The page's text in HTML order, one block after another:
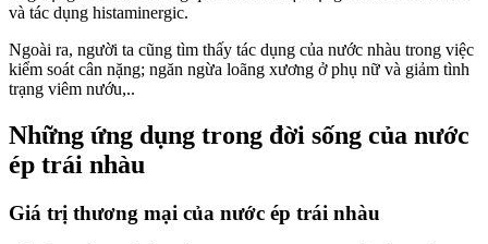
và tác dụng histaminergic.
Ngoài ra, người ta cũng tìm thấy tác dụng của nước nhàu trong việc
kiểm soát cân nặng; ngăn ngừa loãng xương ở phụ nữ và giảm tình
trạng viêm nướu,..
Những ứng dụng trong đời sống của nước
ép trái nhàu
Giá trị thương mại của nước ép trái nhàu